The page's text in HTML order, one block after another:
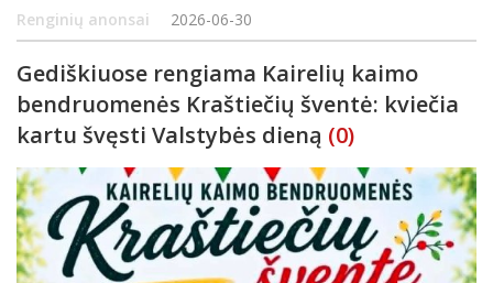
skyriuje
Renginių anonsai 2026-06-30
Gediškiuose rengiama Kairelių kaimo
bendruomenės Kraštiečių šventė: kviečia
kartu švęsti Valstybės dieną (0)